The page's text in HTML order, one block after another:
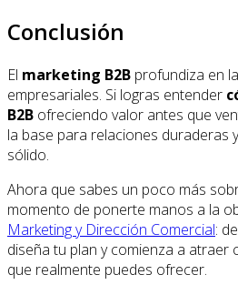
Conclusión
El marketing B2B profundiza en
empresariales. Si logras entender
B2B ofreciendo valor antes que
la base para relaciones duraderas
sólido.
Ahora que sabes un poco más
momento de ponerte manos a la
Marketing y Dirección Comercial:
diseña tu plan y comienza a atraer
que realmente puedes ofrecer.